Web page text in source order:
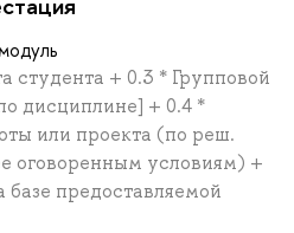
студента + 0.3 * Групповой
дисциплине] + 0.4 *
или проекта (по реш.
оговоренным условиям) +
базе предоставляемой